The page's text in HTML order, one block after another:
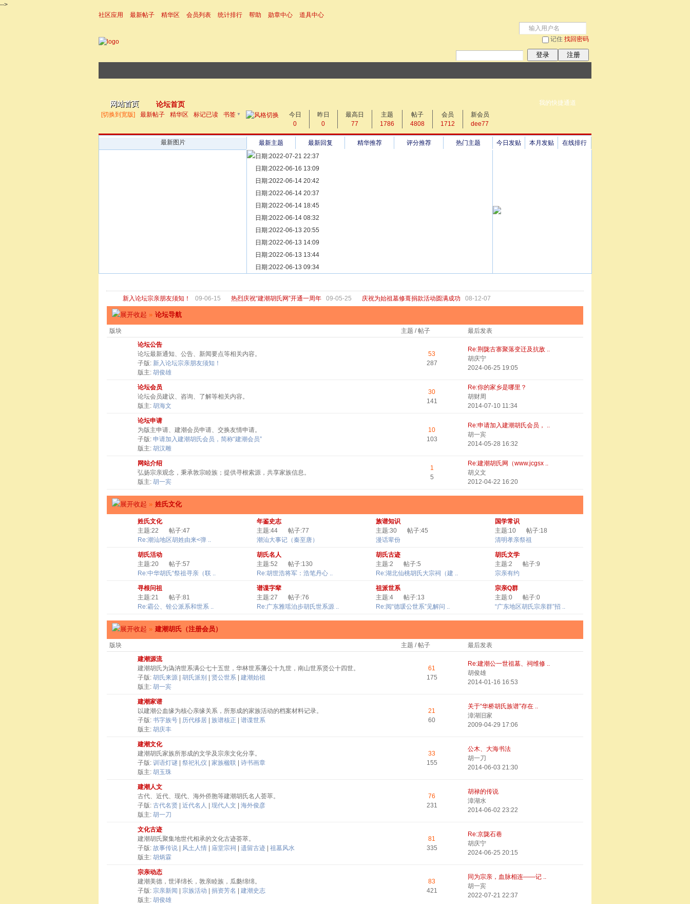
-->
社区应用
最新帖子 精华区 会员列表 统计排行 帮助 勋章中心
道具中心
记住 找回密码
登录 注册
我的快捷通道
网站首页 论坛首页
帖子 搜 索
热搜：
[切换到宽版] 最新帖子 精华区 标记已读 书签 ▼
今日
0
昨日
0
最高日
77
主题
1786
帖子
4808
会员
1712
新会员
dee77
最新图片 最新主题 最新回复 精华推荐 评分推荐 热门主题 今日发贴 本月发贴
在线排行
日期:2022-07-21 22:37
[ 宗亲新闻 ] 同为宗亲，血脉相连——记陆丰碣石宗亲到祖家京陇居地探亲问祖
日期:2022-06-16 13:09
[ 族谱知识 ] 漫话辈份
日期:2022-06-14 20:42
[ 族谱知识 ] 修族谱的用字规范与说明
日期:2022-06-14 20:37
[ 族谱知识 ] 一元等于多少年？
日期:2022-06-14 18:45
[ 散文随笔 ] 写给远在天堂的父亲——胡棉创
日期:2022-06-14 08:32
[ 宗亲新闻 ] 关于“金鸡落洋”祖坟复原修缮的倡议
日期:2022-06-13 20:55
[ 庙堂宗祠 ] 洽礼祖祠
日期:2022-06-13 14:09
[ 庙堂宗祠 ] 京华胡氏二世祖祠
日期:2022-06-13 13:44
[ 庙堂宗祠 ] 祖祠、家庙
日期:2022-06-13 09:34
新入论坛宗亲朋友须知！ 09-06-15 热烈庆祝“建潮胡氏网”开通一周年 09-05-25 庆祝为始祖墓修葺捐款活动圆满成功 08-12-07
» 论坛导航
版块 主题 / 帖子
最后发表
论坛公告
论坛最新通知、公告、新闻要点等相关内容。
子版: 新入论坛宗亲朋友须知！
版主: 胡俊雄
53
287
Re:荆陇古寨聚落变迁及抗敌 ..
胡庆宁
2024-06-25 19:05
论坛会员
论坛会员建议、咨询、了解等相关内容。
版主: 胡海文
30
141
Re:你的家乡是哪里？
胡财周
2014-07-10 11:34
论坛申请
为版主申请、建潮会员申请、交换友情申请。
子版: 申请加入建潮胡氏会员，简称“建潮会员”
版主: 胡汉雕
10
103
Re:申请加入建潮胡氏会员， ..
胡一宾
2014-05-28 16:32
网站介绍
弘扬宗亲观念，秉承敦宗睦族；提供寻根索源，共享家族信息。
版主: 胡一宾
1
5
Re:建潮胡氏网（www.jcgsx ..
胡义文
2012-04-22 16:20
» 姓氏文化
姓氏文化
主题:22
帖子:47
Re:潮汕地区胡姓由来<弹 ..
年鉴史志
主题:44
帖子:77
潮汕大事记（秦至唐）
族谱知识
主题:30
帖子:45
漫话辈份
国学常识
主题:10
帖子:18
清明孝亲祭祖
胡氏活动
主题:20
帖子:57
Re:中华胡氏“祭祖寻亲（联 ..
胡氏名人
主题:52
帖子:130
Re:胡世浩将军：浩笔丹心 ..
胡氏古迹
主题:2
帖子:5
Re:湖北仙桃胡氏大宗祠（建 ..
胡氏文学
主题:2
帖子:9
宗亲有约
寻根问祖
主题:21
帖子:81
Re:霸公、铨公派系和世系 ..
谱谍字辈
主题:27
帖子:76
Re:广东雅瑶泊步胡氏世系源 ..
祖派世系
主题:4
帖子:13
Re:阅“德瑗公世系”见解问 ..
宗亲Q群
主题:0
帖子:0
“广东地区胡氏宗亲群”招 ..
» 建潮胡氏（注册会员）
版块 主题 / 帖子
最后发表
建潮源流
建潮胡氏为溈汭世系满公七十五世，华林世系藩公十九世，南山世系贤公十四世。
子版: 胡氏来源 胡氏派别 贤公世系
建潮始祖
版主: 胡一宾
61
175
Re:建潮公一世祖墓、祠维修 ..
胡俊雄
2014-01-16 16:53
建潮家谱
以建潮公血缘为核心亲缘关系，所形成的家族活动的档案材料记录。
子版: 书字族号 历代移居 族谱核正
谱谍世系
版主: 胡庆丰
21
60
关于“华桥胡氏族谱”存在 ..
漳湖旧家
2009-04-29 17:06
建潮文化
建潮胡氏家族所形成的文学及宗亲文化分享。
子版: 训语灯谜 祭祀礼仪 家族楹联
诗书画章
版主: 胡玉珠
33
155
公木、大海书法
胡一刀
2014-06-03 21:30
建潮人文
古代、近代、现代、海外侨胞等建潮胡氏名人荟萃。
子版: 古代名贤 近代名人 现代人文
海外俊彦
版主: 胡一刀
76
231
胡禄的传说
漳湖水
2014-06-02 23:22
文化古迹
建潮胡氏聚集地世代相承的文化古迹荟萃。
子版: 故事传说 风土人情 庙堂宗祠 遗留古迹
祖墓风水
版主: 胡炳霖
81
335
Re:京陇石巷
胡庆宁
2024-06-25 20:15
宗亲动态
建潮美德，世泽绵长，敦亲睦族，瓜瓞绵绵。
子版: 宗亲新闻 宗族活动 捐资芳名
建潮史志
版主: 胡俊雄
83
421
同为宗亲，血脉相连——记 ..
胡一宾
2022-07-21 22:37